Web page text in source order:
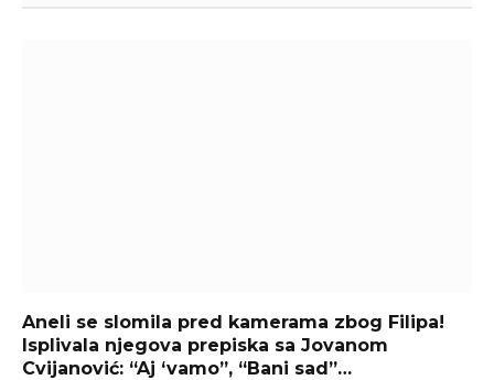
Aneli se slomila pred kamerama zbog Filipa!
Isplivala njegova prepiska sa Jovanom
Cvijanović: “Aj ‘vamo”, “Bani sad”…